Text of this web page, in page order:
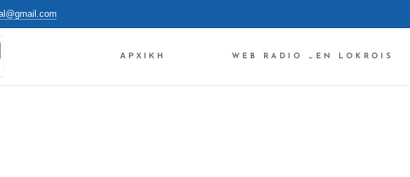
ΑΡΧΙΚΉ ✔✔✔ WEB RADIO _EN LOKROIS